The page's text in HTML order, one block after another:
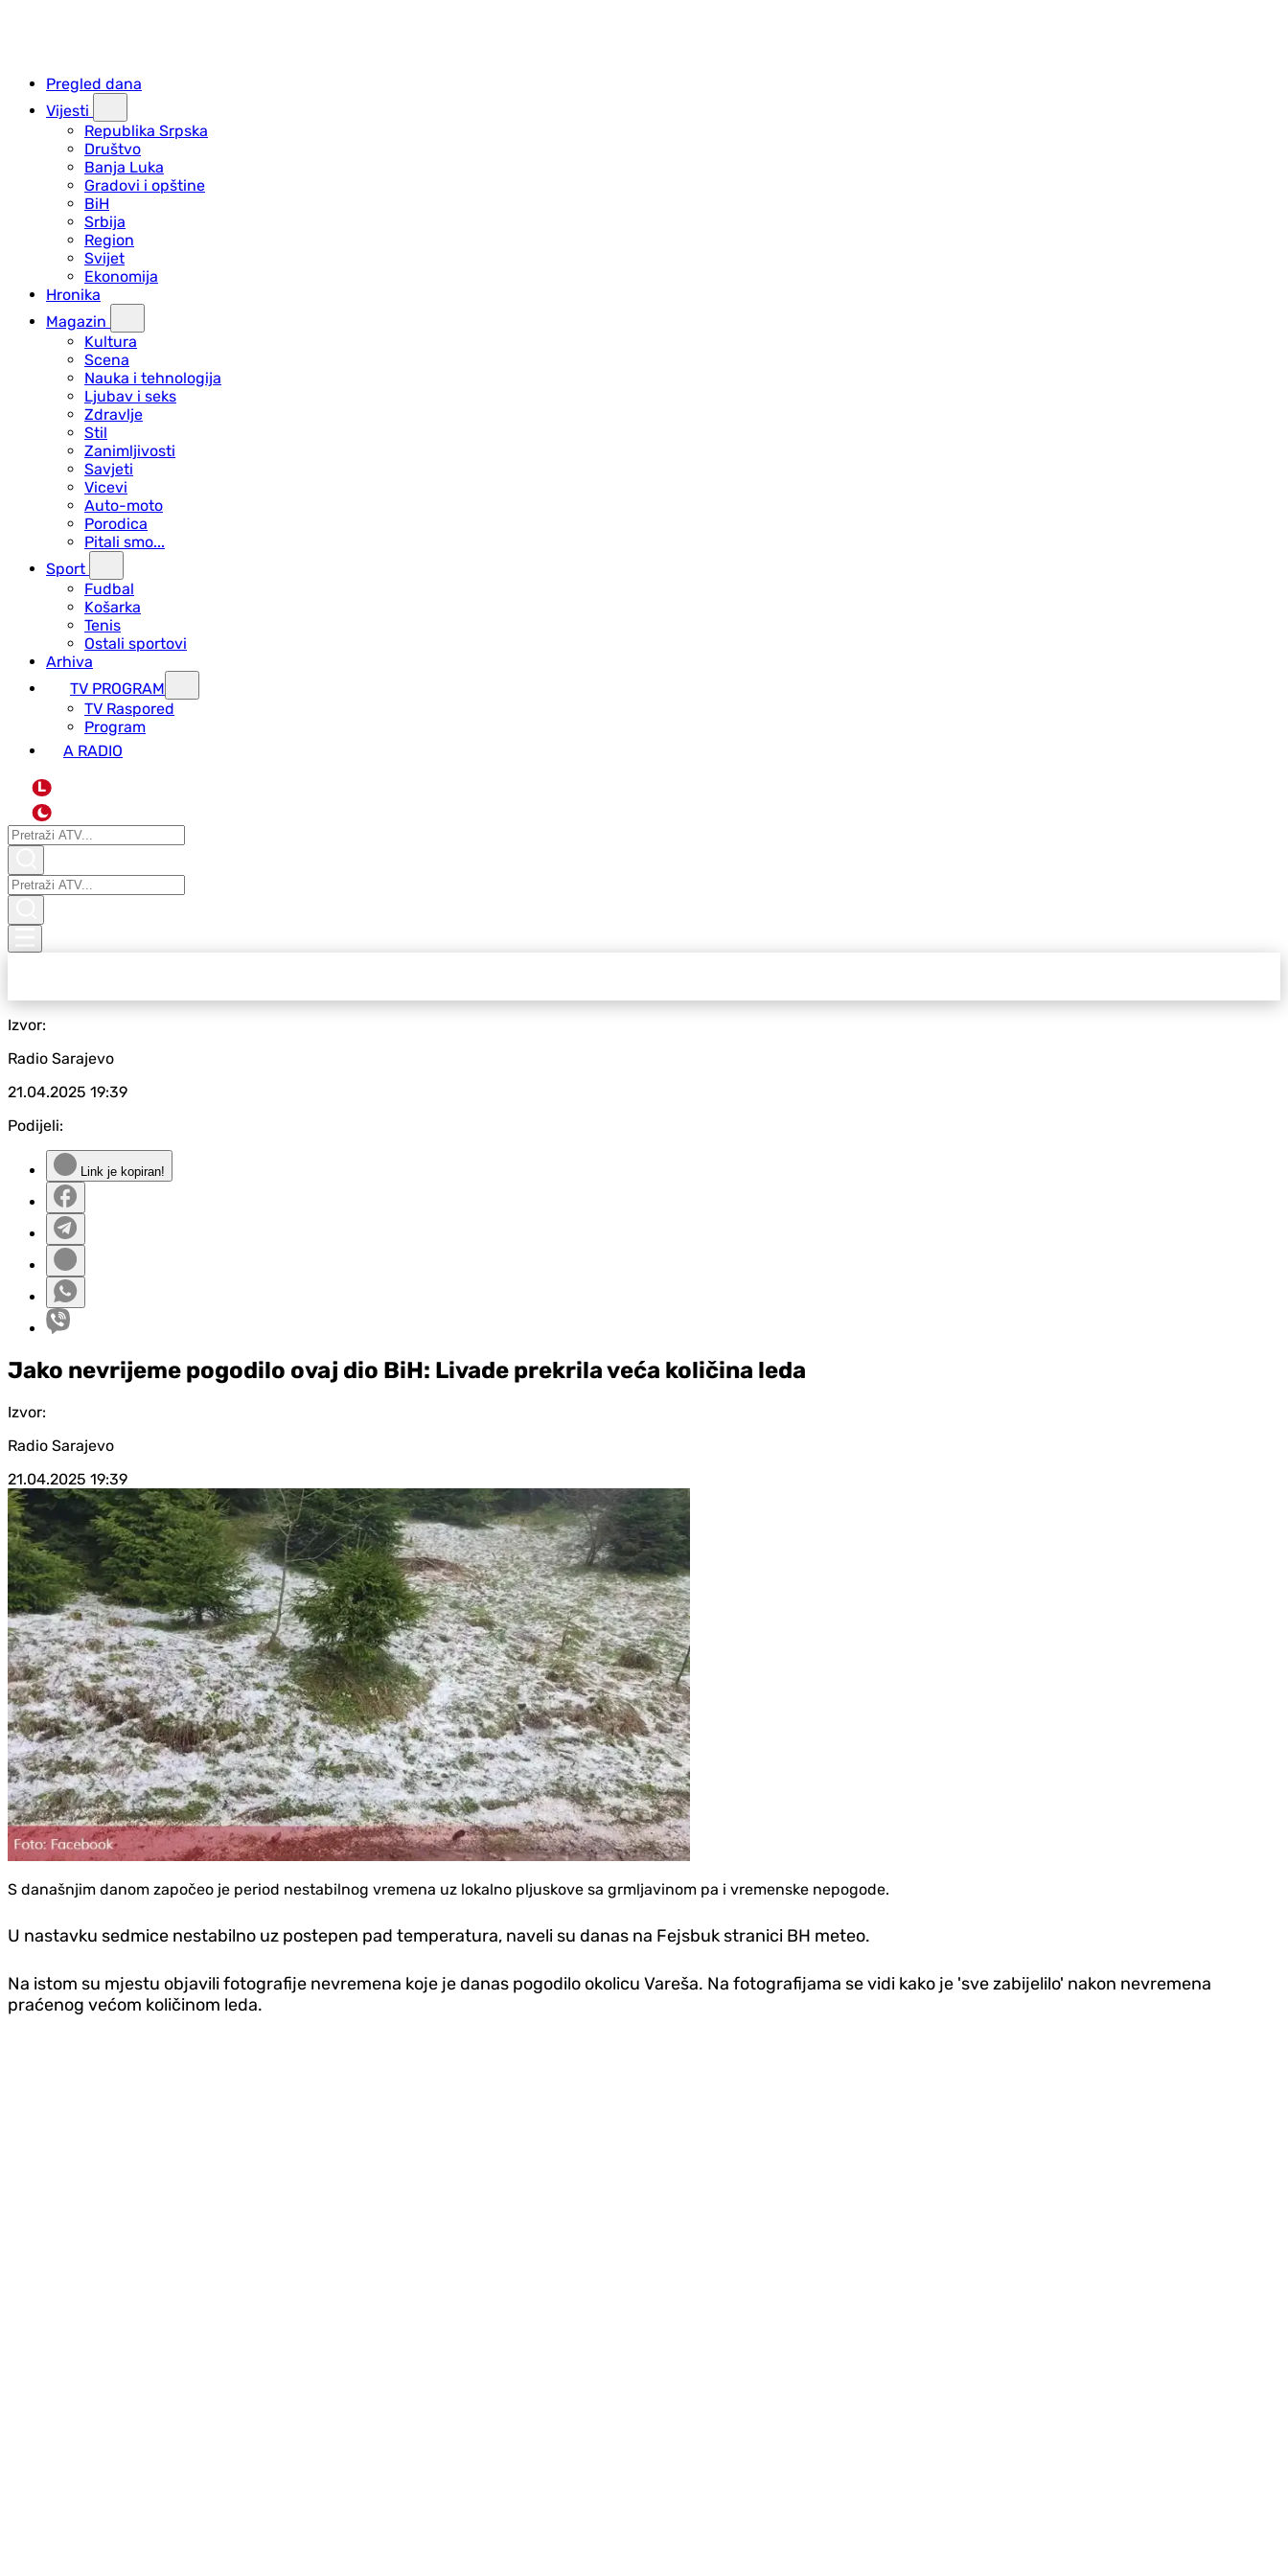
Pregled dana
Vijesti
Republika Srpska
Društvo
Banja Luka
Gradovi i opštine
BiH
Srbija
Region
Svijet
Ekonomija
Hronika
Magazin
Kultura
Scena
Nauka i tehnologija
Ljubav i seks
Zdravlje
Stil
Zanimljivosti
Savjeti
Vicevi
Auto-moto
Porodica
Pitali smo...
Sport
Fudbal
Košarka
Tenis
Ostali sportovi
Arhiva
TV PROGRAM
ТV Raspored
Program
A RADIO
L
Izvor:
Radio Sarajevo
21.04.2025 19:39
Podijeli:
Link je kopiran!
Jako nevrijeme pogodilo ovaj dio BiH: Livade prekrila veća količina leda
Izvor:
Radio Sarajevo
21.04.2025 19:39
S današnjim danom započeo je period nestabilnog vremena uz lokalno pljuskove sa grmljavinom pa i vremenske nepogode.
U nastavku sedmice nestabilno uz postepen pad temperatura, naveli su danas na Fejsbuk stranici BH meteo.
Na istom su mjestu objavili fotografije nevremena koje je danas pogodilo okolicu Vareša. Na fotografijama se vidi kako je 'sve zabijelilo' nakon nevremena
praćenog većom količinom leda.